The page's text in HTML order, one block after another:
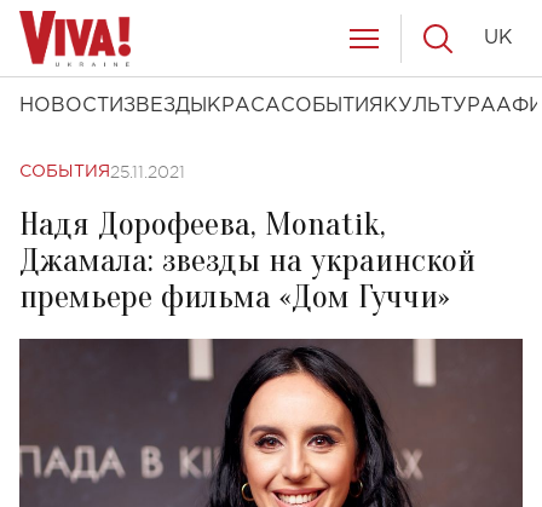
НОВОСТИ ЗВЕЗДЫ КРАСАСОБЫТИЯ КУЛЬТУРА
UK
СОБЫТИЯ 25.11.2021
Надя Дорофеева, Monatik,
Джамала: звезды на украинской
премьере фильма «Дом Гуччи»